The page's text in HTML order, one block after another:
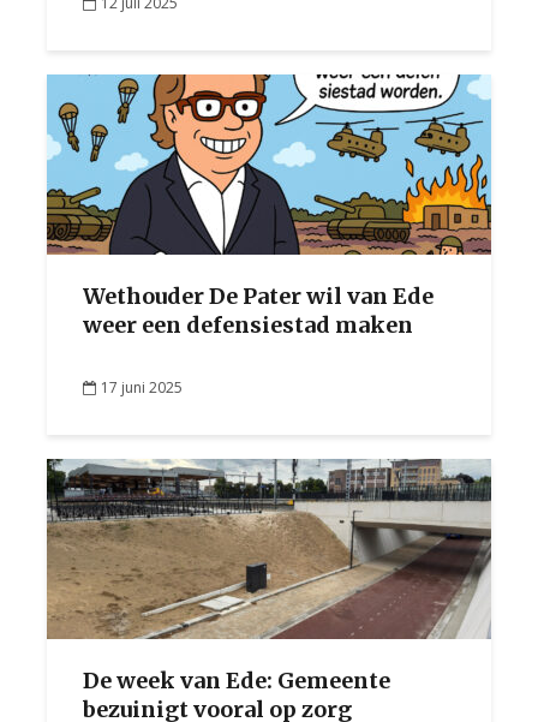
Wethouder De Pater wil van Ede
weer een defensiestad maken
17 juni 2025
De week van Ede: Gemeente
bezuinigt vooral op zorg